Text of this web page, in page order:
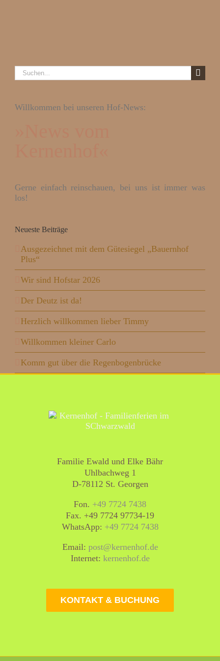
Suche
nach:
Willkommen bei unseren Hof-News:
Gerne einfach reinschauen, bei uns ist immer was
los!
Neueste Beiträge
Ausgezeichnet mit dem Gütesiegel „Bauernhof
Plus“
Wir sind Hofstar 2026
Der Deutz ist da!
Herzlich willkommen lieber Timmy
Willkommen kleiner Carlo
Komm gut über die Regenbogenbrücke
Familie Ewald und Elke Bähr
Uhlbachweg 1
D-78112 St. Georgen
Fon. +49 7724 7438
Fax. +49 7724 97734-19
WhatsApp: +49 7724 7438
Email: post@kernenhof.de
Internet: kernenhof.de
KONTAKT & BUCHUNG